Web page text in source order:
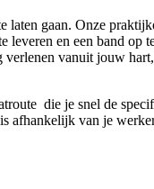
laten gaan. Onze
en een band op
vanuit jouw
die je snel de
van je